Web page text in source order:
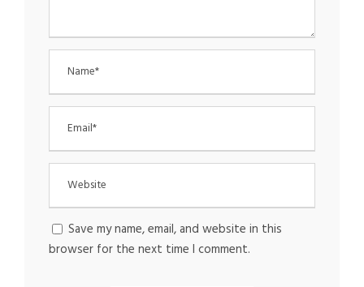
Save my name, email, and website in this
browser for the next time I comment.